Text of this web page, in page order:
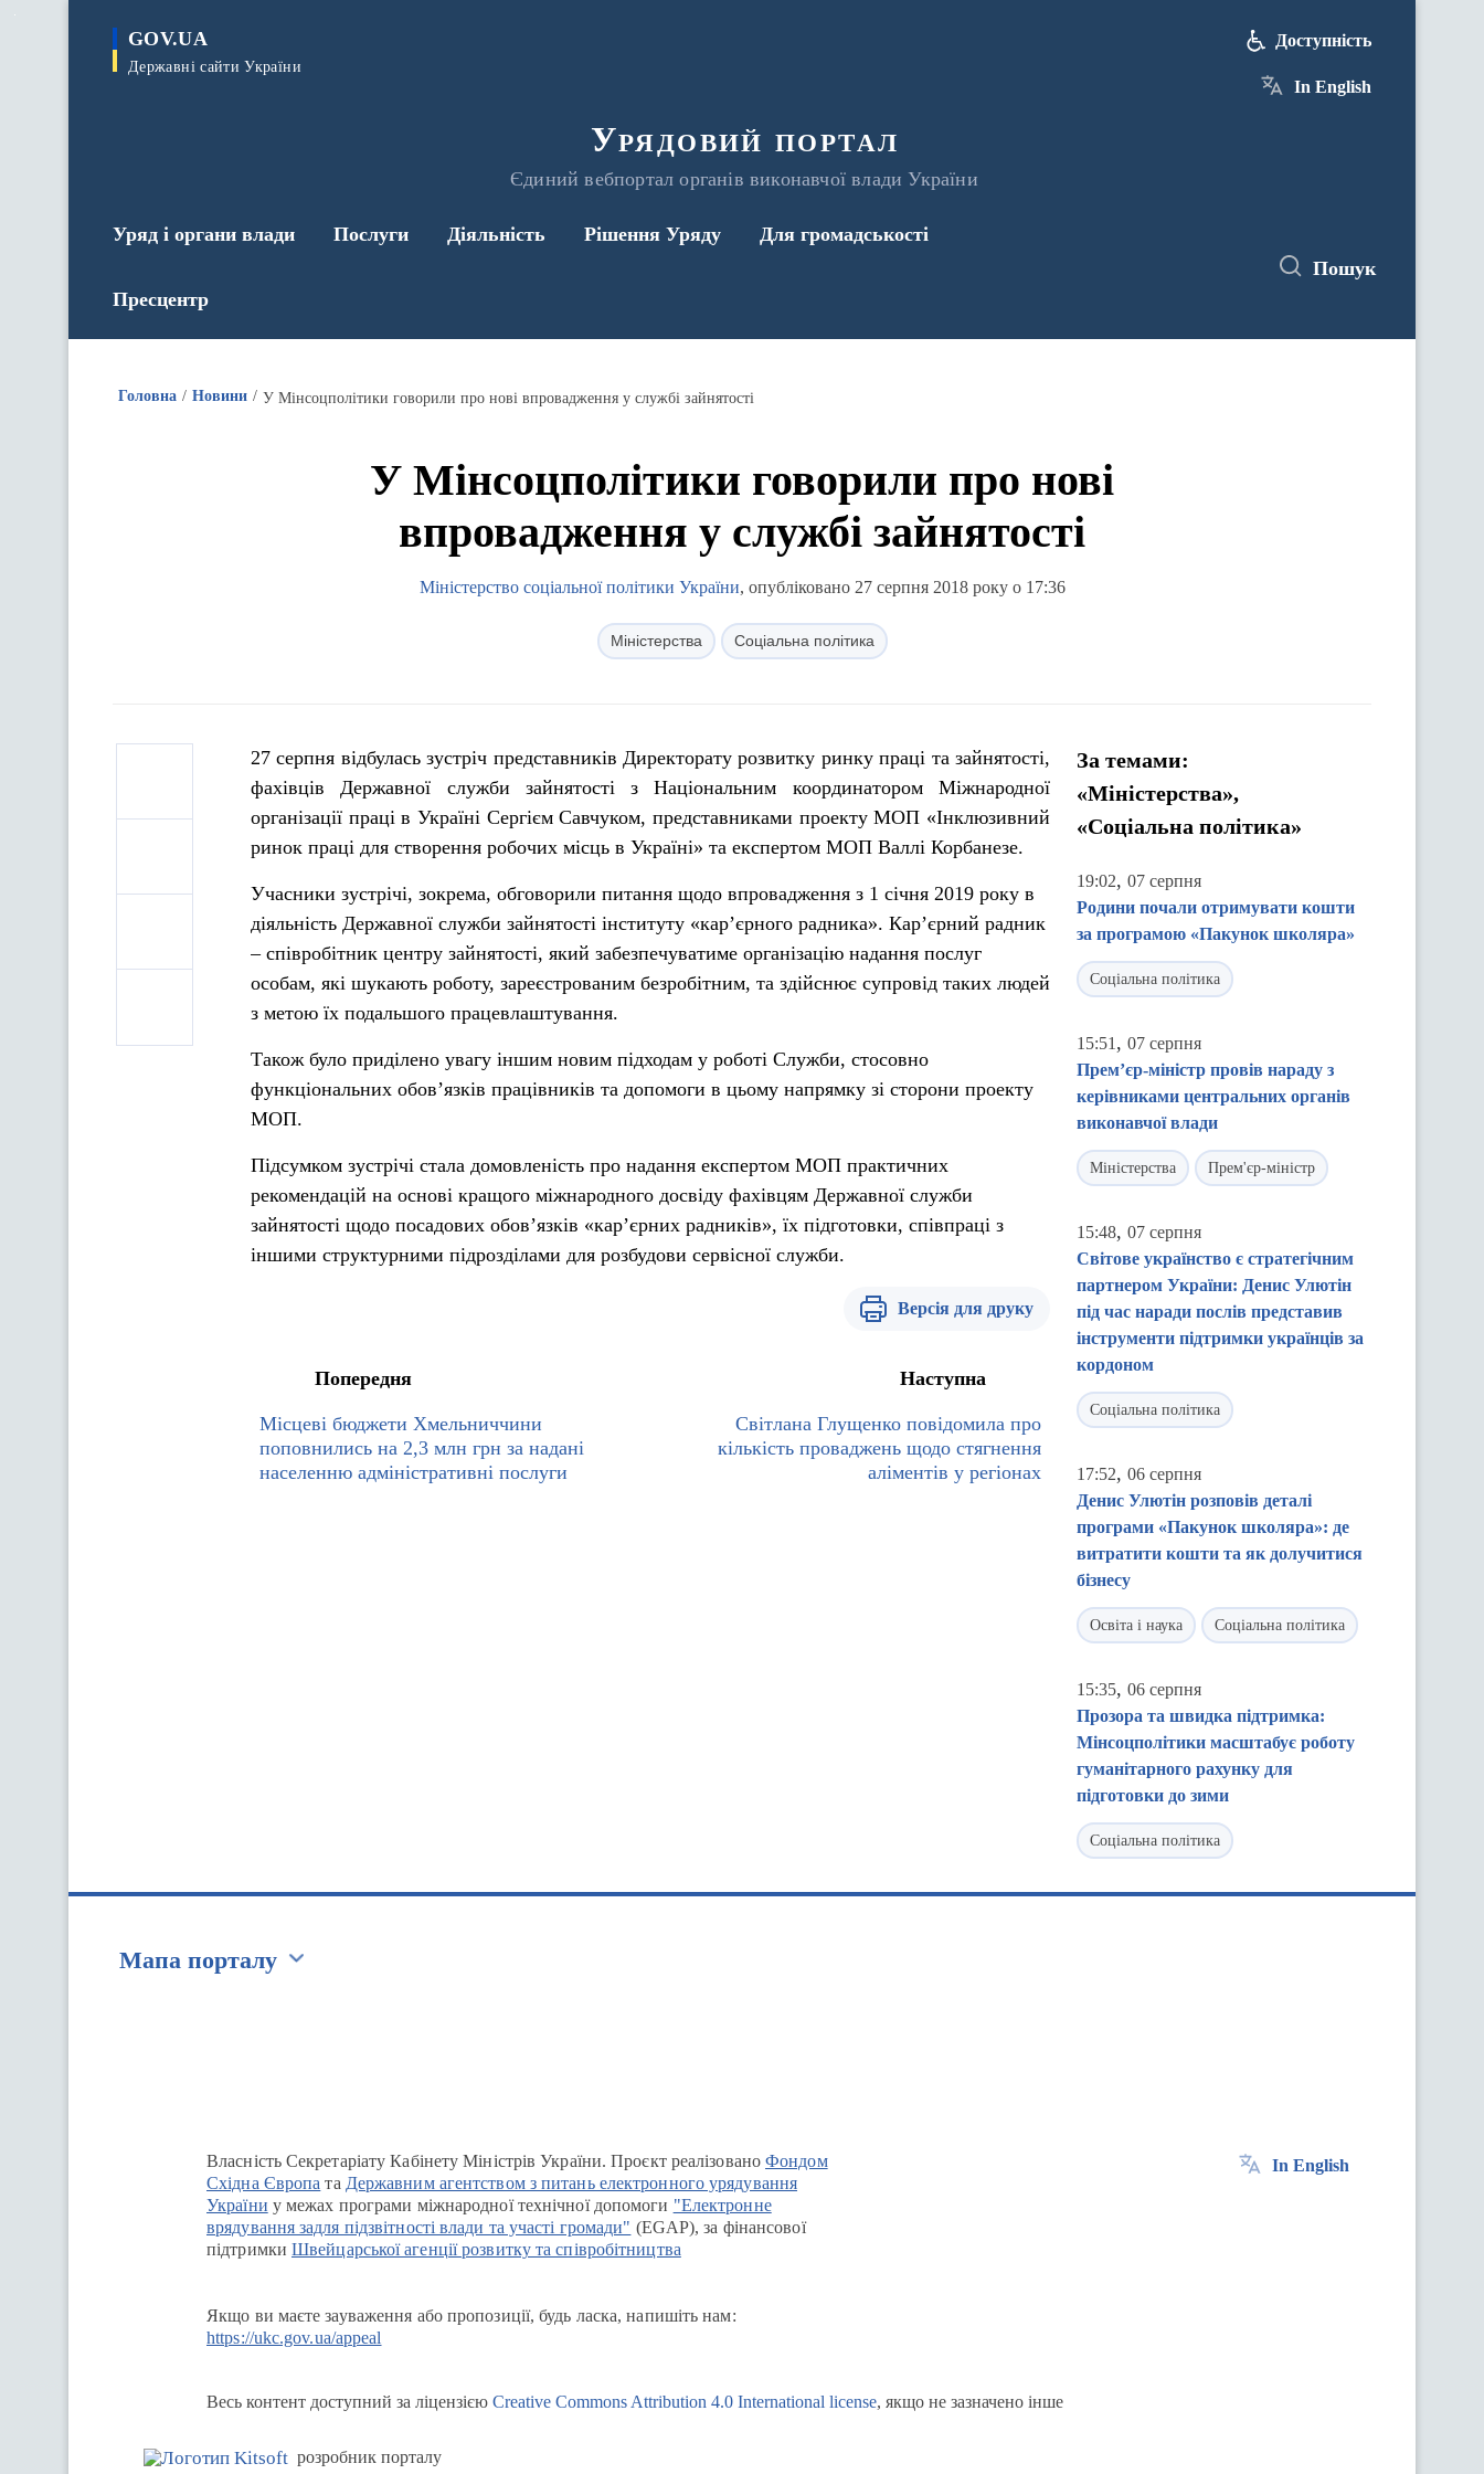
GOV.UA
Державні сайти України
Урядовий портал
Єдиний вебпортал органів виконавчої влади України
Доступність
In English
Уряд і органи влади Послуги Діяльність Рішення Уряду Для громадськості
Пресцентр
Пошук
Головна Новини У Мінсоцполітики говорили про нові впровадження у службі зайнятості
У Мінсоцполітики говорили про нові
впровадження у службі зайнятості
Міністерство соціальної політики України, опубліковано 27 серпня 2018 року о 17:36
Міністерства Соціальна політика
27 серпня відбулась зустріч представників Директорату розвитку ринку праці та зайнятості,
фахівців Державної служби зайнятості з Національним координатором Міжнародної
організації праці в Україні Сергієм Савчуком, представниками проекту МОП «Інклюзивний
ринок праці для створення робочих місць в Україні» та експертом МОП Валлі Корбанезе.
Учасники зустрічі, зокрема, обговорили питання щодо впровадження з 1 січня 2019 року в
діяльність Державної служби зайнятості інституту «кар’єрного радника». Кар’єрний радник
– співробітник центру зайнятості, який забезпечуватиме організацію надання послуг
особам, які шукають роботу, зареєстрованим безробітним, та здійснює супровід таких людей
з метою їх подальшого працевлаштування.
Також було приділено увагу іншим новим підходам у роботі Служби, стосовно
функціональних обов’язків працівників та допомоги в цьому напрямку зі сторони проекту
МОП.
Підсумком зустрічі стала домовленість про надання експертом МОП практичних
рекомендацій на основі кращого міжнародного досвіду фахівцям Державної служби
зайнятості щодо посадових обов’язків «кар’єрних радників», їх підготовки, співпраці з
іншими структурними підрозділами для розбудови сервісної служби.
Версія для друку
Попередня
Місцеві бюджети Хмельниччини
поповнились на 2,3 млн грн за надані
населенню адміністративні послуги
Наступна
Світлана Глущенко повідомила про
кількість проваджень щодо стягнення
аліментів у регіонах
За темами:
«Міністерства»,
«Соціальна політика»
19:02, 07 серпня
Родини почали отримувати кошти
за програмою «Пакунок школяра»
Соціальна політика
15:51 , 07 серпня
Прем’єр-міністр провів нараду з
керівниками центральних органів
виконавчої влади
Міністерства Прем'єр-міністр
15:48, 07 серпня
Світове українство є стратегічним
партнером України: Денис Улютін
під час наради послів представив
інструменти підтримки українців за
кордоном
Соціальна політика
17:52, 06 серпня
Денис Улютін розповів деталі
програми «Пакунок школяра»: де
витратити кошти та як долучитися
бізнесу
Освіта і наука Соціальна політика
15:35, 06 серпня
Прозора та швидка підтримка:
Мінсоцполітики масштабує роботу
гуманітарного рахунку для
підготовки до зими
Соціальна політика
Мапа порталу
Власність Секретаріату Кабінету Міністрів України. Проєкт реалізованоФондом
Східна Європа та Державним агентством з питань електронного урядування
України у межах програми міжнародної технічної допомоги "Електронне
врядування задля підзвітності влади та участі громади" (EGAP), за фінансової
підтримки Швейцарської агенції розвитку та співробітництва
Якщо ви маєте зауваження або пропозиції, будь ласка, напишіть нам:
https://ukc.gov.ua/appeal
In English
Весь контент доступний за ліцензією Creative Commons Attribution 4.0 International license, якщо не зазначено інше
розробник порталу